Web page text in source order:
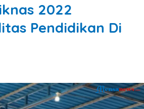
2022
Pendidikan Di